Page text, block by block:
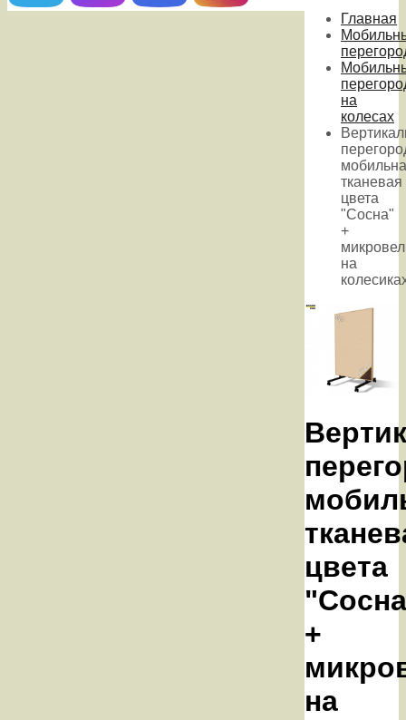
Главная
на
колесах
тканевая
цвета
"Сосна"
+
на
цвета
+
на